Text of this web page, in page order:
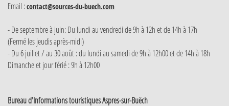
Email :contact@sources-du-buech.com
- De septembre à juin: Du lundi au vendredi de 9h à 12h et de 14h à 17h
(Fermé les jeudis après-midi)
- Du 6 juillet / au 30 août : du lundi au samedi de 9h à 12h00 et de 14h à 18h
Dimanche et jour férié : 9h à 12h00
Bureau d'Informations touristiques Aspres-sur-Buëch